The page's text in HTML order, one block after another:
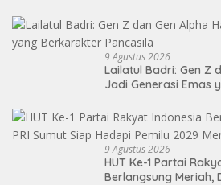
9 Agustus 2026
Lailatul Badri: Gen Z
Jadi Generasi Emas
9 Agustus 2026
HUT Ke-1 Partai
Berlangsung Meriah,